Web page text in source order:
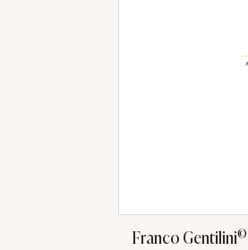
Franco Gentilini©